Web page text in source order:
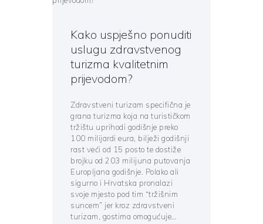
Kako uspješno ponuditi
uslugu zdravstvenog
turizma kvalitetnim
prijevodom?
Zdravstveni turizam specifična je
grana turizma koja na turističkom
tržištu uprihodi godišnje preko
100 milijardi eura, bilježi godišnji
rast veći od 15 posto te dostiže
brojku od 203 milijuna putovanja
Europljana godišnje. Polako ali
sigurno i Hrvatska pronalazi
svoje mjesto pod tim “tržišnim
suncem” jer kroz zdravstveni
turizam, gostima omogućuje…